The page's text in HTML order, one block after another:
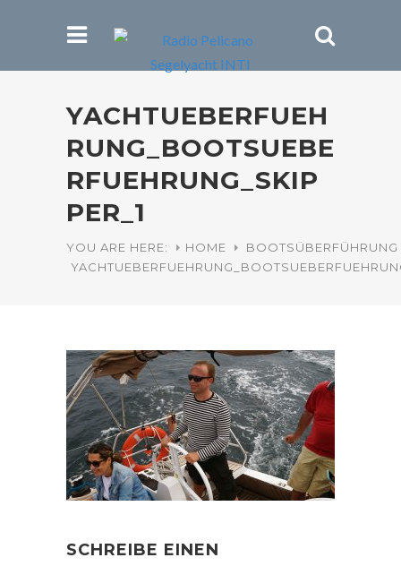
YACHTUEBERFUEH
RUNG_BOOTSUEBE
RFUEHRUNG_SKIP
PER_1
YOU ARE HERE: HOME
BOOTSÜBERFÜHRUNG
SCHREIBE EINEN